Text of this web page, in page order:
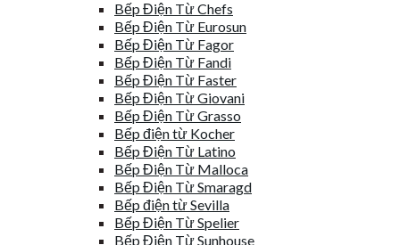
Bếp Điện Từ Chefs
Bếp Điện Từ Eurosun
Bếp Điện Từ Fagor
Bếp Điện Từ Fandi
Bếp Điện Từ Faster
Bếp Điện Từ Giovani
Bếp Điện Từ Grasso
Bếp điện từ Kocher
Bếp Điện Từ Latino
Bếp Điện Từ Malloca
Bếp Điện Từ Smaragd
Bếp điện từ Sevilla
Bếp Điện Từ Spelier
Bếp Điện Từ Sunhouse